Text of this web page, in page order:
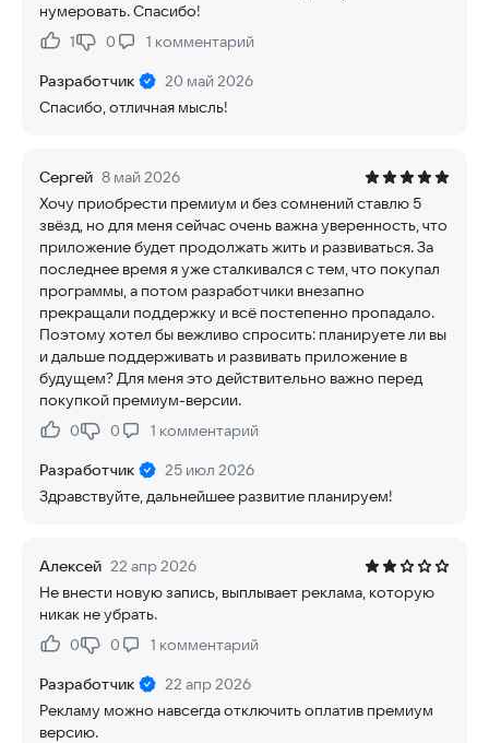
нумеровать. Спасибо!
Нравится:
1Не нравится:
0 1 комментарий
Разработчик
20 май 2026
Спасибо, отличная мысль!
Сергей 8 май 2026
Хочу приобрести премиум и без сомнений ставлю 5
звёзд, но для меня сейчас очень важна уверенность, что
приложение будет продолжать жить и развиваться. За
последнее время я уже сталкивался с тем, что покупал
программы, а потом разработчики внезапно
прекращали поддержку и всё постепенно пропадало.
Поэтому хотел бы вежливо спросить: планируете ли вы
и дальше поддерживать и развивать приложение в
будущем? Для меня это действительно важно перед
покупкой премиум-версии.
Нравится:
0Не нравится:
0 1 комментарий
Разработчик
25 июл 2026
Здравствуйте, дальнейшее развитие планируем!
Алексей 22 апр 2026
Не внести новую запись, выплывает реклама, которую
никак не убрать.
Нравится:
0Не нравится:
0 1 комментарий
Разработчик
22 апр 2026
Рекламу можно навсегда отключить оплатив премиум
версию.